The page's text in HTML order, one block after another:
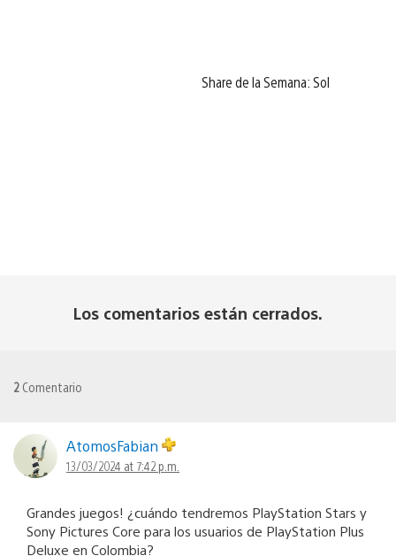
Share de la Semana: Sol
Los comentarios están cerrados.
2 Comentario
AtomosFabian
13/03/2024 at 7:42 p.m.
Grandes juegos! ¿cuándo tendremos PlayStation Stars y
Sony Pictures Core para los usuarios de PlayStation Plus
Deluxe en Colombia?